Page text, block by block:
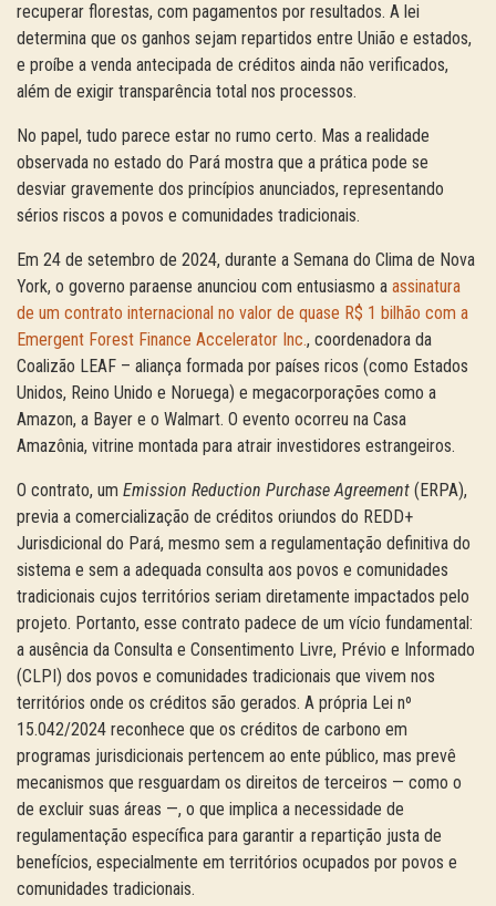
recuperar florestas, com pagamentos por resultados. A lei
determina que os ganhos sejam repartidos entre União e estados,
e proíbe a venda antecipada de créditos ainda não verificados,
além de exigir transparência total nos processos.
No papel, tudo parece estar no rumo certo. Mas a realidade
observada no estado do Pará mostra que a prática pode se
desviar gravemente dos princípios anunciados, representando
sérios riscos a povos e comunidades tradicionais.
Em 24 de setembro de 2024, durante a Semana do Clima de Nova
York, o governo paraense anunciou com entusiasmo a assinatura
de um contrato internacional no valor de quase R$ 1 bilhão com a
Emergent Forest Finance Accelerator Inc., coordenadora da
Coalizão LEAF – aliança formada por países ricos (como Estados
Unidos, Reino Unido e Noruega) e megacorporações como a
Amazon, a Bayer e o Walmart. O evento ocorreu na Casa
Amazônia, vitrine montada para atrair investidores estrangeiros.
O contrato, um Emission Reduction Purchase Agreement (ERPA),
previa a comercialização de créditos oriundos do REDD+
Jurisdicional do Pará, mesmo sem a regulamentação definitiva do
sistema e sem a adequada consulta aos povos e comunidades
tradicionais cujos territórios seriam diretamente impactados pelo
projeto. Portanto, esse contrato padece de um vício fundamental:
a ausência da Consulta e Consentimento Livre, Prévio e Informado
(CLPI) dos povos e comunidades tradicionais que vivem nos
territórios onde os créditos são gerados. A própria Lei nº
15.042/2024 reconhece que os créditos de carbono em
programas jurisdicionais pertencem ao ente público, mas prevê
mecanismos que resguardam os direitos de terceiros — como o
de excluir suas áreas —, o que implica a necessidade de
regulamentação específica para garantir a repartição justa de
benefícios, especialmente em territórios ocupados por povos e
comunidades tradicionais.